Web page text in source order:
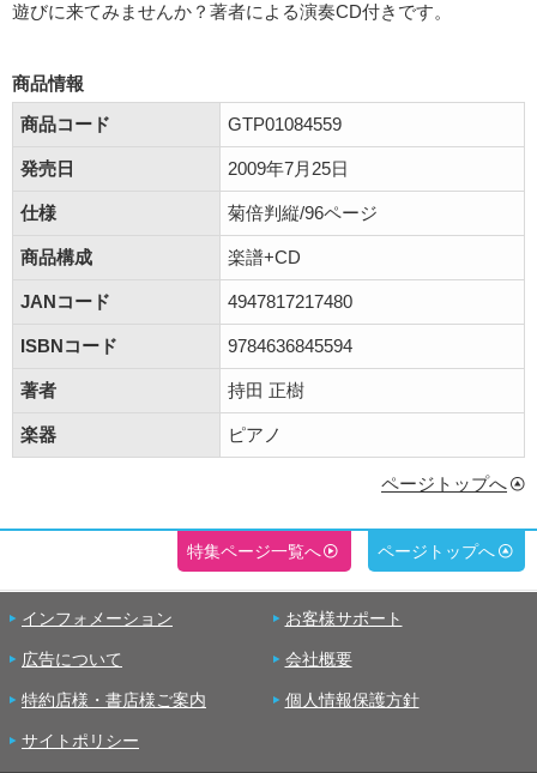
遊びに来てみませんか？著者による演奏CD付きです。
商品情報
商品コード
GTP01084559
発売日 2009年7月25日
仕様 菊倍判縦/96ページ
商品構成 楽譜+CD
JANコード 4947817217480
ISBNコード 9784636845594
著者 持田 正樹
楽器 ピアノ
ページトップへ
特集ページ一覧へ ページトップへ
インフォメーション お客様サポート
広告について 会社概要
特約店様・書店様ご案内 個人情報保護方針
サイトポリシー